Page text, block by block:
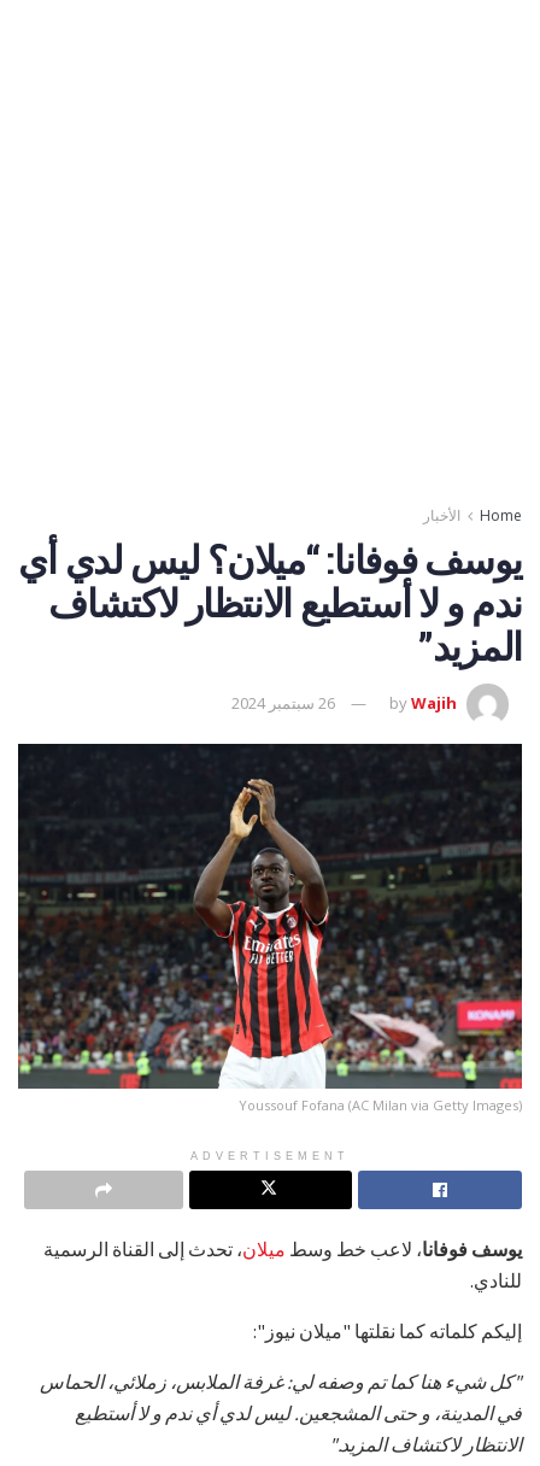
Home الأخبار
يوسف فوفانا: “ميلان؟ ليس لدي أي
ندم و لا أستطيع الانتظار لاكتشاف
المزيد”
byWajih 26 سبتمبر 2024
Youssouf Fofana (AC Milan via Getty Images)
ADVERTISEMENT
يوسف فوفانا، لاعب خط وسط ميلان، تحدث إلى القناة الرسمية
للنادي.
إليكم كلماته كما نقلتها "ميلان نيوز":
"كل شيء هنا كما تم وصفه لي: غرفة الملابس، زملائي، الحماس
في المدينة، و حتى المشجعين. ليس لدي أي ندم و لا أستطيع
الانتظار لاكتشاف المزيد."